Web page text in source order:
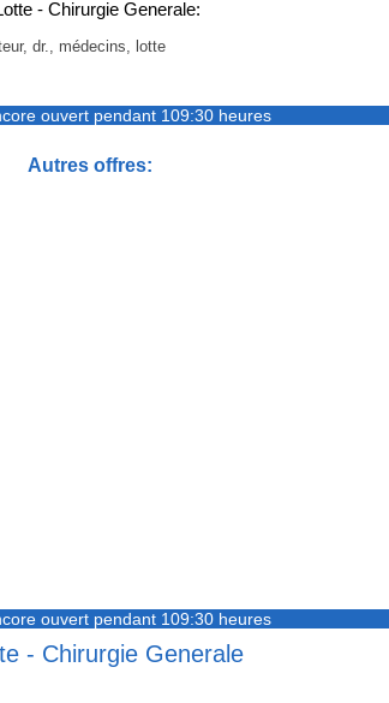
- Chirurgie Generale:
dr., médecins, lotte
ouvert pendant 109:30 heures
Autres offres:
ouvert pendant 109:30 heures
- Chirurgie Generale